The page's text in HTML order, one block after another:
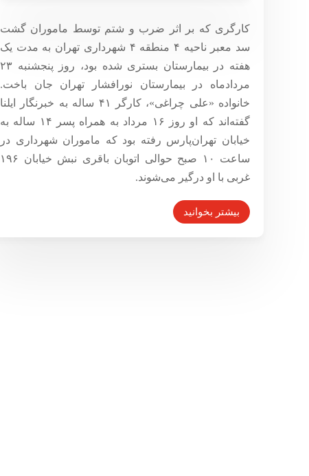
کارگری که بر اثر ضرب و شتم توسط ماموران گشت
سد معبر ناحیه ۴ منطقه ۴ شهرداری تهران به مدت یک
هفته در بیمارستان بستری شده بود، روز پنجشنبه ۲۳
مردادماه در بیمارستان نورافشار تهران جان باخت.
خانواده «علی چراغی»، کارگر ۴۱ ساله‌‌ به خبرنگار ایلنا
گفته‌اند که او روز ۱۶ مرداد به همراه پسر ۱۴ ساله‌ به
خیابان تهران‌پارس رفته بود که ماموران شهرداری در
ساعت ۱۰ صبح حوالی اتوبان باقری نبش خیابان ۱۹۶
غربی با او درگیر می‌شوند.
بیشتر بخوانید